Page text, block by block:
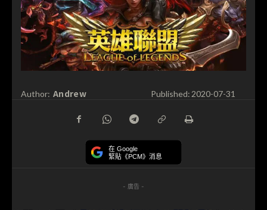
Author: Andrew Published:2020-07-31
在 Google
緊貼《PCM》消息
- 廣告 -